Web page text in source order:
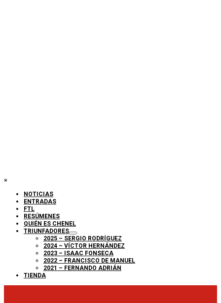
×
NOTICIAS
ENTRADAS
FTL
RESÚMENES
QUIÉN ES CHENEL
TRIUNFADORES
2025 – SERGIO RODRÍGUEZ
2024 – VÍCTOR HERNÁNDEZ
2023 – ISAAC FONSECA
2022 – FRANCISCO DE MANUEL
2021 – FERNANDO ADRIÁN
TIENDA